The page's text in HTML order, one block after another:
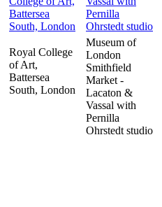
Royal College
of Art,
Battersea
South, London
Museum of
London
Smithfield
Market -
Lacaton &
Vassal with
Pernilla
Ohrstedt studio